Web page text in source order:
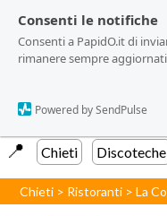
Consenti le notifiche
Consenti a PapidO.it di
rimanere sempre aggiornati
Powered by SendPulse
Consenti le notifiche
Consenti a PapidO.it di
rimanere sempre aggiornati
Powered by SendPulse
📍️ Chieti Discoteche
Chieti > Ristoranti >La